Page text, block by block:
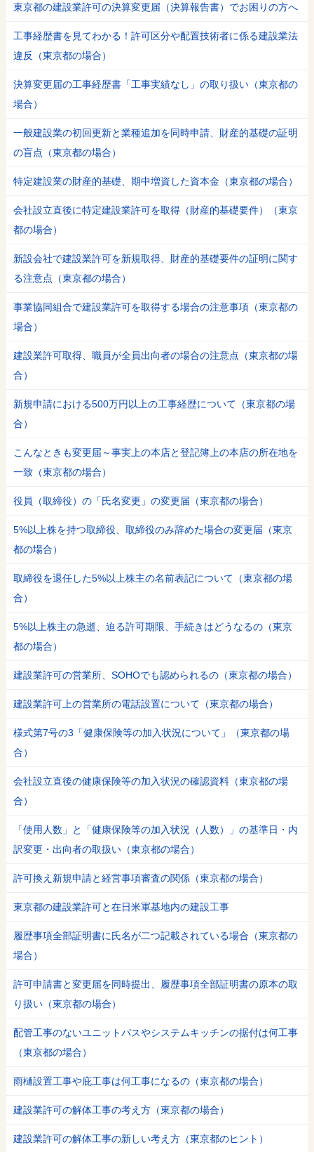
東京都の建設業許可の決算変更届（決算報告書）でお困りの方へ
工事経歴書を見てわかる！許可区分や配置技術者に係る建設業法
違反（東京都の場合）
決算変更届の工事経歴書「工事実績なし」の取り扱い（東京都の
場合）
一般建設業の初回更新と業種追加を同時申請、財産的基礎の証明
の盲点（東京都の場合）
特定建設業の財産的基礎、期中増資した資本金（東京都の場合）
会社設立直後に特定建設業許可を取得（財産的基礎要件）（東京
都の場合）
新設会社で建設業許可を新規取得、財産的基礎要件の証明に関す
る注意点（東京都の場合）
事業協同組合で建設業許可を取得する場合の注意事項（東京都の
場合）
建設業許可取得、職員が全員出向者の場合の注意点（東京都の場
合）
新規申請における500万円以上の工事経歴について（東京都の場
合）
こんなときも変更届～事実上の本店と登記簿上の本店の所在地を
一致（東京都の場合）
役員（取締役）の「氏名変更」の変更届（東京都の場合）
5%以上株を持つ取締役、取締役のみ辞めた場合の変更届（東京
都の場合）
取締役を退任した5%以上株主の名前表記について（東京都の場
合）
5%以上株主の急逝、迫る許可期限、手続きはどうなるの（東京
都の場合）
建設業許可の営業所、SOHOでも認められるの（東京都の場合）
建設業許可上の営業所の電話設置について（東京都の場合）
様式第7号の3「健康保険等の加入状況について」（東京都の場
合）
会社設立直後の健康保険等の加入状況の確認資料（東京都の場
合）
「使用人数」と「健康保険等の加入状況（人数）」の基準日・内
訳変更・出向者の取扱い（東京都の場合）
許可換え新規申請と経営事項審査の関係（東京都の場合）
東京都の建設業許可と在日米軍基地内の建設工事
履歴事項全部証明書に氏名が二つ記載されている場合（東京都の
場合）
許可申請書と変更届を同時提出、履歴事項全部証明書の原本の取
り扱い（東京都の場合）
配管工事のないユニットバスやシステムキッチンの据付は何工事
（東京都の場合）
雨樋設置工事や庇工事は何工事になるの（東京都の場合）
建設業許可の解体工事の考え方（東京都の場合）
建設業許可の解体工事の新しい考え方（東京都のヒント）